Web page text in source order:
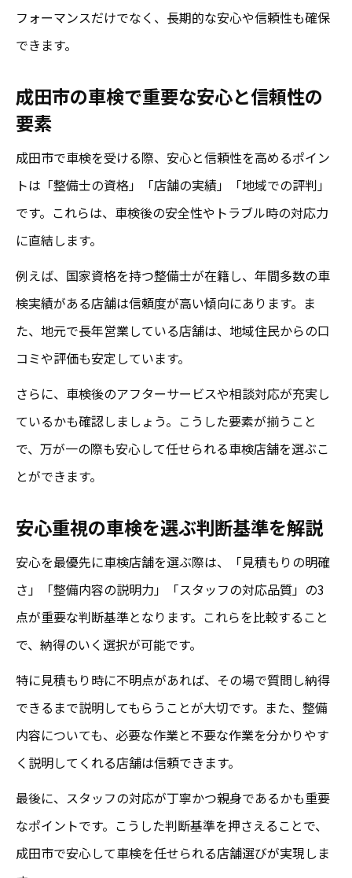
フォーマンスだけでなく、長期的な安心や信頼性も確保
できます。
成田市の車検で重要な安心と信頼性の
要素
成田市で車検を受ける際、安心と信頼性を高めるポイン
トは「整備士の資格」「店舗の実績」「地域での評判」
です。これらは、車検後の安全性やトラブル時の対応力
に直結します。
例えば、国家資格を持つ整備士が在籍し、年間多数の車
検実績がある店舗は信頼度が高い傾向にあります。ま
た、地元で長年営業している店舗は、地域住民からの口
コミや評価も安定しています。
さらに、車検後のアフターサービスや相談対応が充実し
ているかも確認しましょう。こうした要素が揃うこと
で、万が一の際も安心して任せられる車検店舗を選ぶこ
とができます。
安心重視の車検を選ぶ判断基準を解説
安心を最優先に車検店舗を選ぶ際は、「見積もりの明確
さ」「整備内容の説明力」「スタッフの対応品質」の3
点が重要な判断基準となります。これらを比較すること
で、納得のいく選択が可能です。
特に見積もり時に不明点があれば、その場で質問し納得
できるまで説明してもらうことが大切です。また、整備
内容についても、必要な作業と不要な作業を分かりやす
く説明してくれる店舗は信頼できます。
最後に、スタッフの対応が丁寧かつ親身であるかも重要
なポイントです。こうした判断基準を押さえることで、
成田市で安心して車検を任せられる店舗選びが実現しま